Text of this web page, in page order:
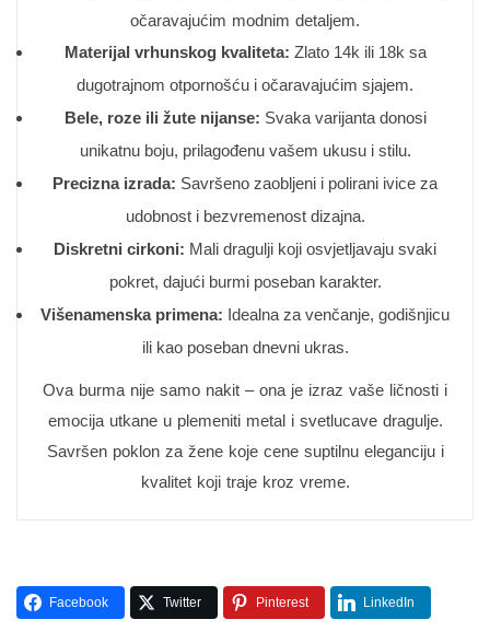
očaravajućim modnim detaljem.
Materijal vrhunskog kvaliteta: Zlato 14k ili 18k sa
dugotrajnom otpornošću i očaravajućim sjajem.
Bele, roze ili žute nijanse: Svaka varijanta donosi
unikatnu boju, prilagođenu vašem ukusu i stilu.
Precizna izrada: Savršeno zaobljeni i polirani ivice za
udobnost i bezvremenost dizajna.
Diskretni cirkoni: Mali dragulji koji osvjetljavaju svaki
pokret, dajući burmi poseban karakter.
Višenamenska primena: Idealna za venčanje, godišnjicu
ili kao poseban dnevni ukras.
Ova burma nije samo nakit – ona je izraz vaše ličnosti i
emocija utkane u plemeniti metal i svetlucave dragulje.
Savršen poklon za žene koje cene suptilnu eleganciju i
kvalitet koji traje kroz vreme.
Facebook Twitter Pinterest LinkedIn